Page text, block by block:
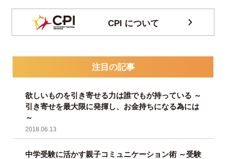
CPI について
注目の記事
欲しいものを引き寄せる力は誰でもが持っている ～
引き寄せを最大限に発揮し、お金持ちになる為には
～
2018.06.13
中学受験に活かす親子コミュニケーション術 ～受験